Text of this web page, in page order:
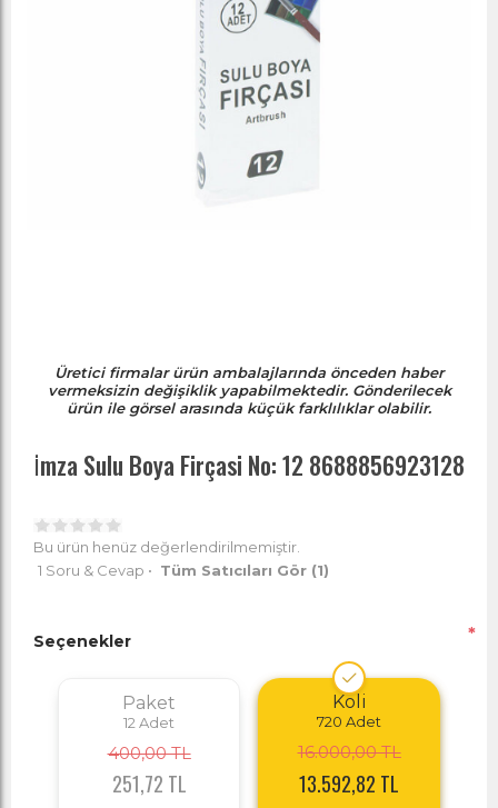
Üretici firmalar ürün ambalajlarında önceden haber
vermeksizin değişiklik yapabilmektedir. Gönderilecek
ürün ile görsel arasında küçük farklılıklar olabilir.
İ̇mza Sulu Boya Firçasi No: 12 8688856923128
Bu ürün henüz değerlendirilmemiştir.
1 Soru & Cevap • Tüm Satıcıları Gör (1)
Seçenekler *
Paket
12 Adet
400,00 TL
251,72 TL
Koli
720 Adet
16.000,00 TL
13.592,82 TL